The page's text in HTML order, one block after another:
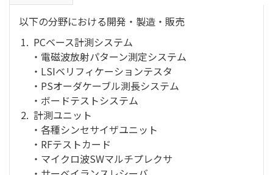
以下の分野における開発・製造・販売
PCベース計測システム
・電磁波放射パターン測定システム
・LSIベリフィケーションテスタ
・PSオーダケーブル測長システム
・ボードテストシステム
計測ユニット
・各種シンセサイザユニット
・RFテストカード
・マイクロ波SWマルチプレクサ